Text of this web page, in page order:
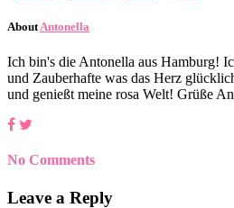
About Antonella
Ich bin's die Antonella aus Hamburg!
und Zauberhafte was das Herz
und genießt meine rosa Welt! Grüße
No Comments
Leave a Reply